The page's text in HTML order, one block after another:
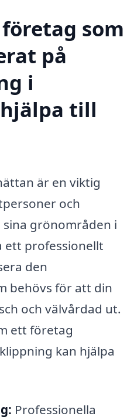
som
på
i
till
är en viktig
och
grönområden i
ett professionellt
den
behövs för att din
och välvårdad ut.
ett företag
kan hjälpa
Professionella